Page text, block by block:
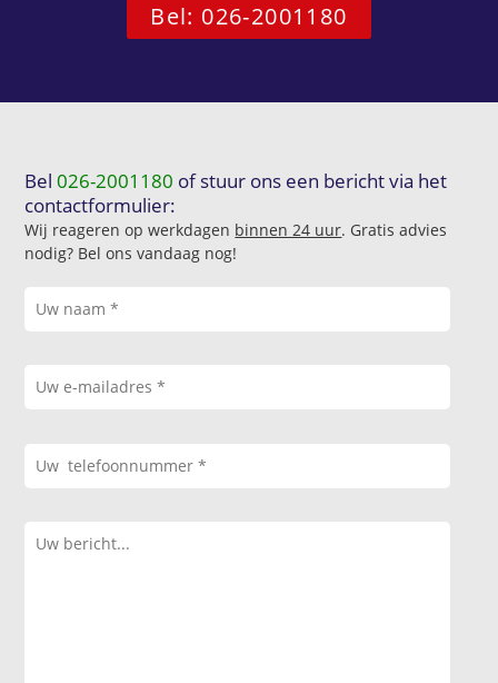
Bel: 026-2001180
Bel026-2001180 of stuur ons een bericht via het
contactformulier:
Wij reageren op werkdagen binnen 24 uur. Gratis advies
nodig? Bel ons vandaag nog!